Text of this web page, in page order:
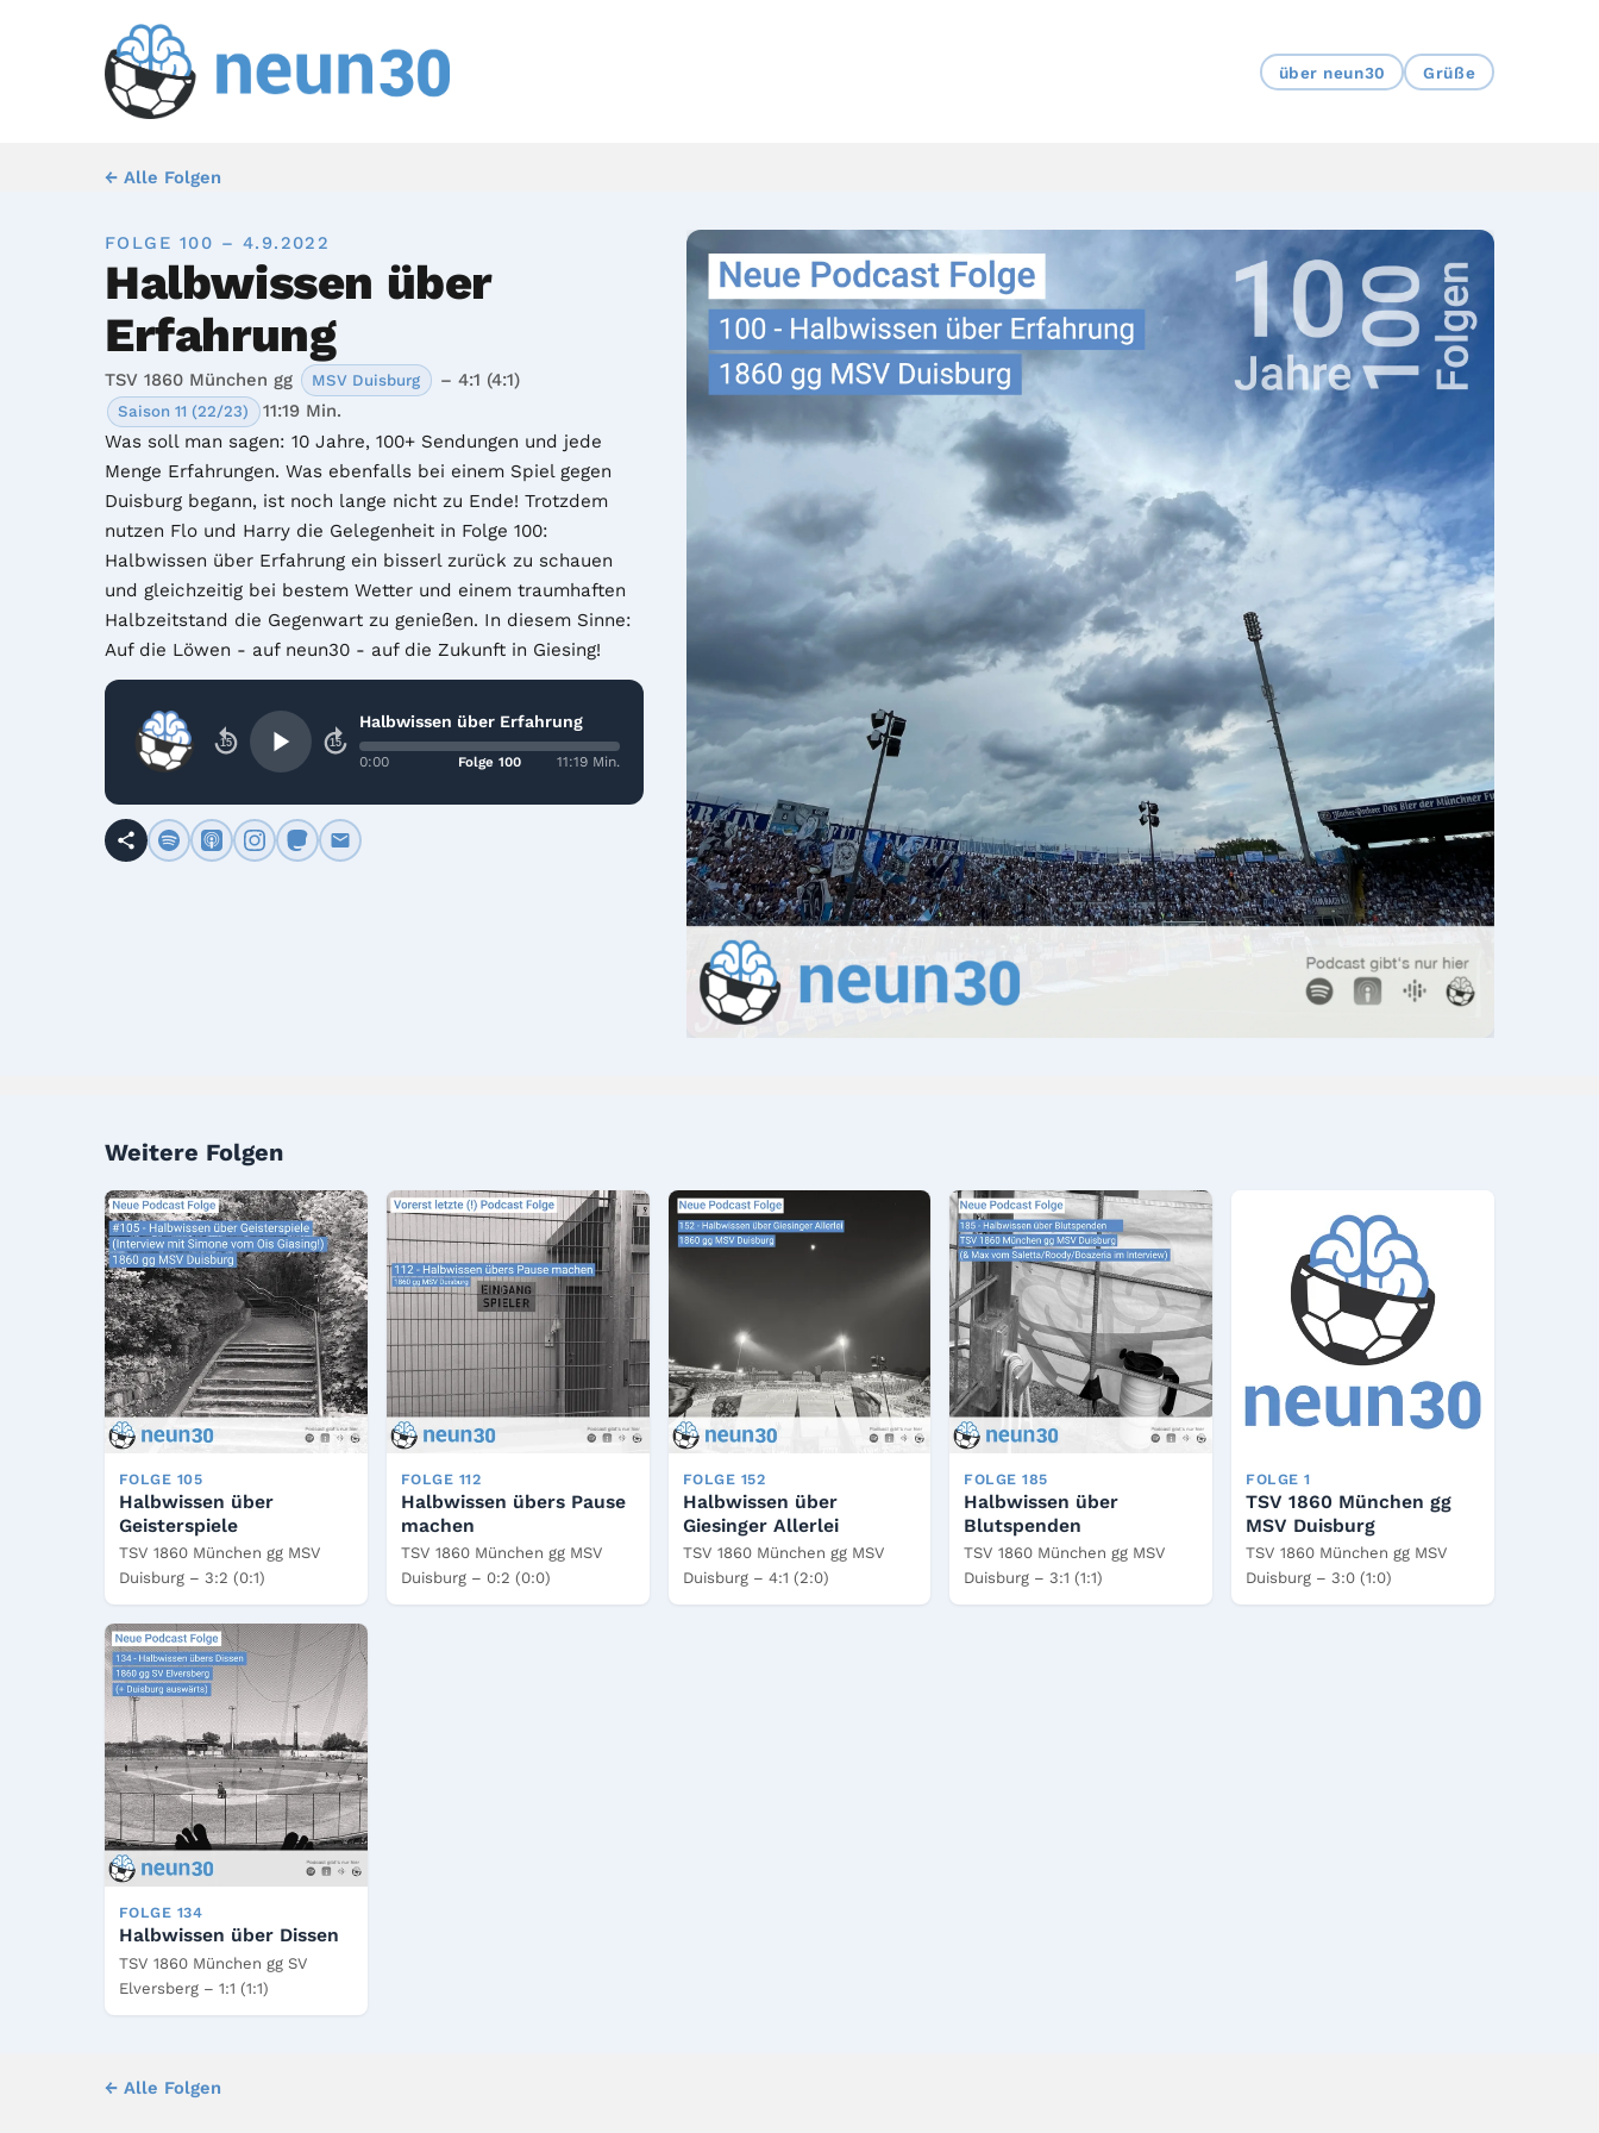
über neun30 Grüße
← Alle Folgen
FOLGE 100 – 4.9.2022
Halbwissen über
Erfahrung
TSV 1860 München gg MSV Duisburg – 4:1 (4:1)
Saison 11 (22/23)
11:19 Min.
Was soll man sagen: 10 Jahre, 100+ Sendungen und jede
Menge Erfahrungen. Was ebenfalls bei einem Spiel gegen
Duisburg begann, ist noch lange nicht zu Ende! Trotzdem
nutzen Flo und Harry die Gelegenheit in Folge 100:
Halbwissen über Erfahrung ein bisserl zurück zu schauen
und gleichzeitig bei bestem Wetter und einem traumhaften
Halbzeitstand die Gegenwart zu genießen. In diesem Sinne:
Auf die Löwen - auf neun30 - auf die Zukunft in Giesing!
15 15
Halbwissen über Erfahrung
0:00 Folge 100 11:19 Min.
Weitere Folgen
FOLGE 105
Halbwissen über
Geisterspiele
TSV 1860 München gg MSV
Duisburg – 3:2 (0:1)
FOLGE 112
Halbwissen übers Pause
machen
TSV 1860 München gg MSV
Duisburg – 0:2 (0:0)
FOLGE 152
Halbwissen über
Giesinger Allerlei
TSV 1860 München gg MSV
Duisburg – 4:1 (2:0)
FOLGE 185
Halbwissen über
Blutspenden
TSV 1860 München gg MSV
Duisburg – 3:1 (1:1)
FOLGE 1
TSV 1860 München gg
MSV Duisburg
TSV 1860 München gg MSV
Duisburg – 3:0 (1:0)
FOLGE 134
Halbwissen über Dissen
TSV 1860 München gg SV
Elversberg – 1:1 (1:1)
← Alle Folgen